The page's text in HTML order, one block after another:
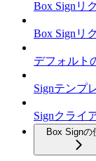
Box Signリ
Box Signリ
デフォルト
Signテンプ
Signクライ
Box Signの